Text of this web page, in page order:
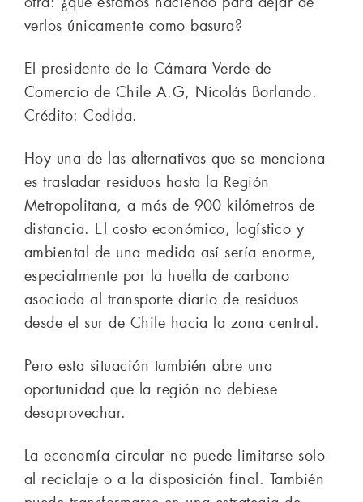
verlos únicamente como basura?
El presidente de la Cámara Verde de
Comercio de Chile A.G, Nicolás Borlando.
Crédito: Cedida.
Hoy una de las alternativas que se menciona
es trasladar residuos hasta la Región
Metropolitana, a más de 900 kilómetros de
distancia. El costo económico, logístico y
ambiental de una medida así sería enorme,
especialmente por la huella de carbono
asociada al transporte diario de residuos
desde el sur de Chile hacia la zona central.
Pero esta situación también abre una
oportunidad que la región no debiese
desaprovechar.
La economía circular no puede limitarse solo
al reciclaje o a la disposición final. También